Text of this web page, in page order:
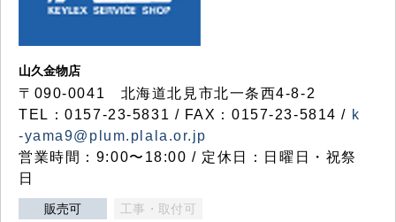
山久金物店
〒090-0041 北海道北見市北一条西4-8-2
TEL：0157-23-5831 / FAX：0157-23-5814 / k
-yama9@plum.plala.or.jp
営業時間：9:00〜18:00 / 定休日：日曜日・祝祭
日
販売可 工事・取付可